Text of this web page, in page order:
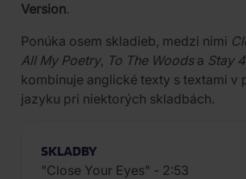
Version.
Ponúka osem skladieb, medzi nimi
All My Poetry, To The Woodsa Stay
kombinuje anglické texty s textami v
jazyku pri niektorých skladbách.
SKLADBY
"Close Your Eyes" - 2:53